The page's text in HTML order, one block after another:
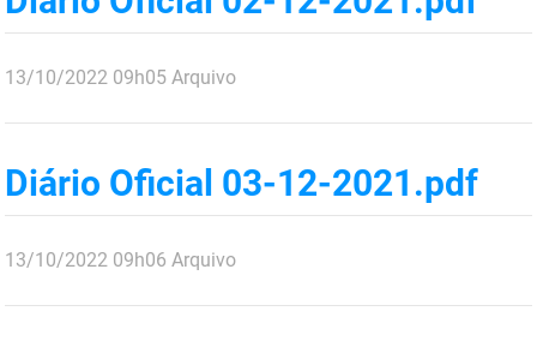
Infraestrutura e dos Recursos Hídricos
Mulher e da Diversidade Humana
Fapesq
FUNDAC
publicado
13/10/2022 09h05 Arquivo
Diário Oficial 03-12-2021.pdf
publicado
13/10/2022 09h06 Arquivo